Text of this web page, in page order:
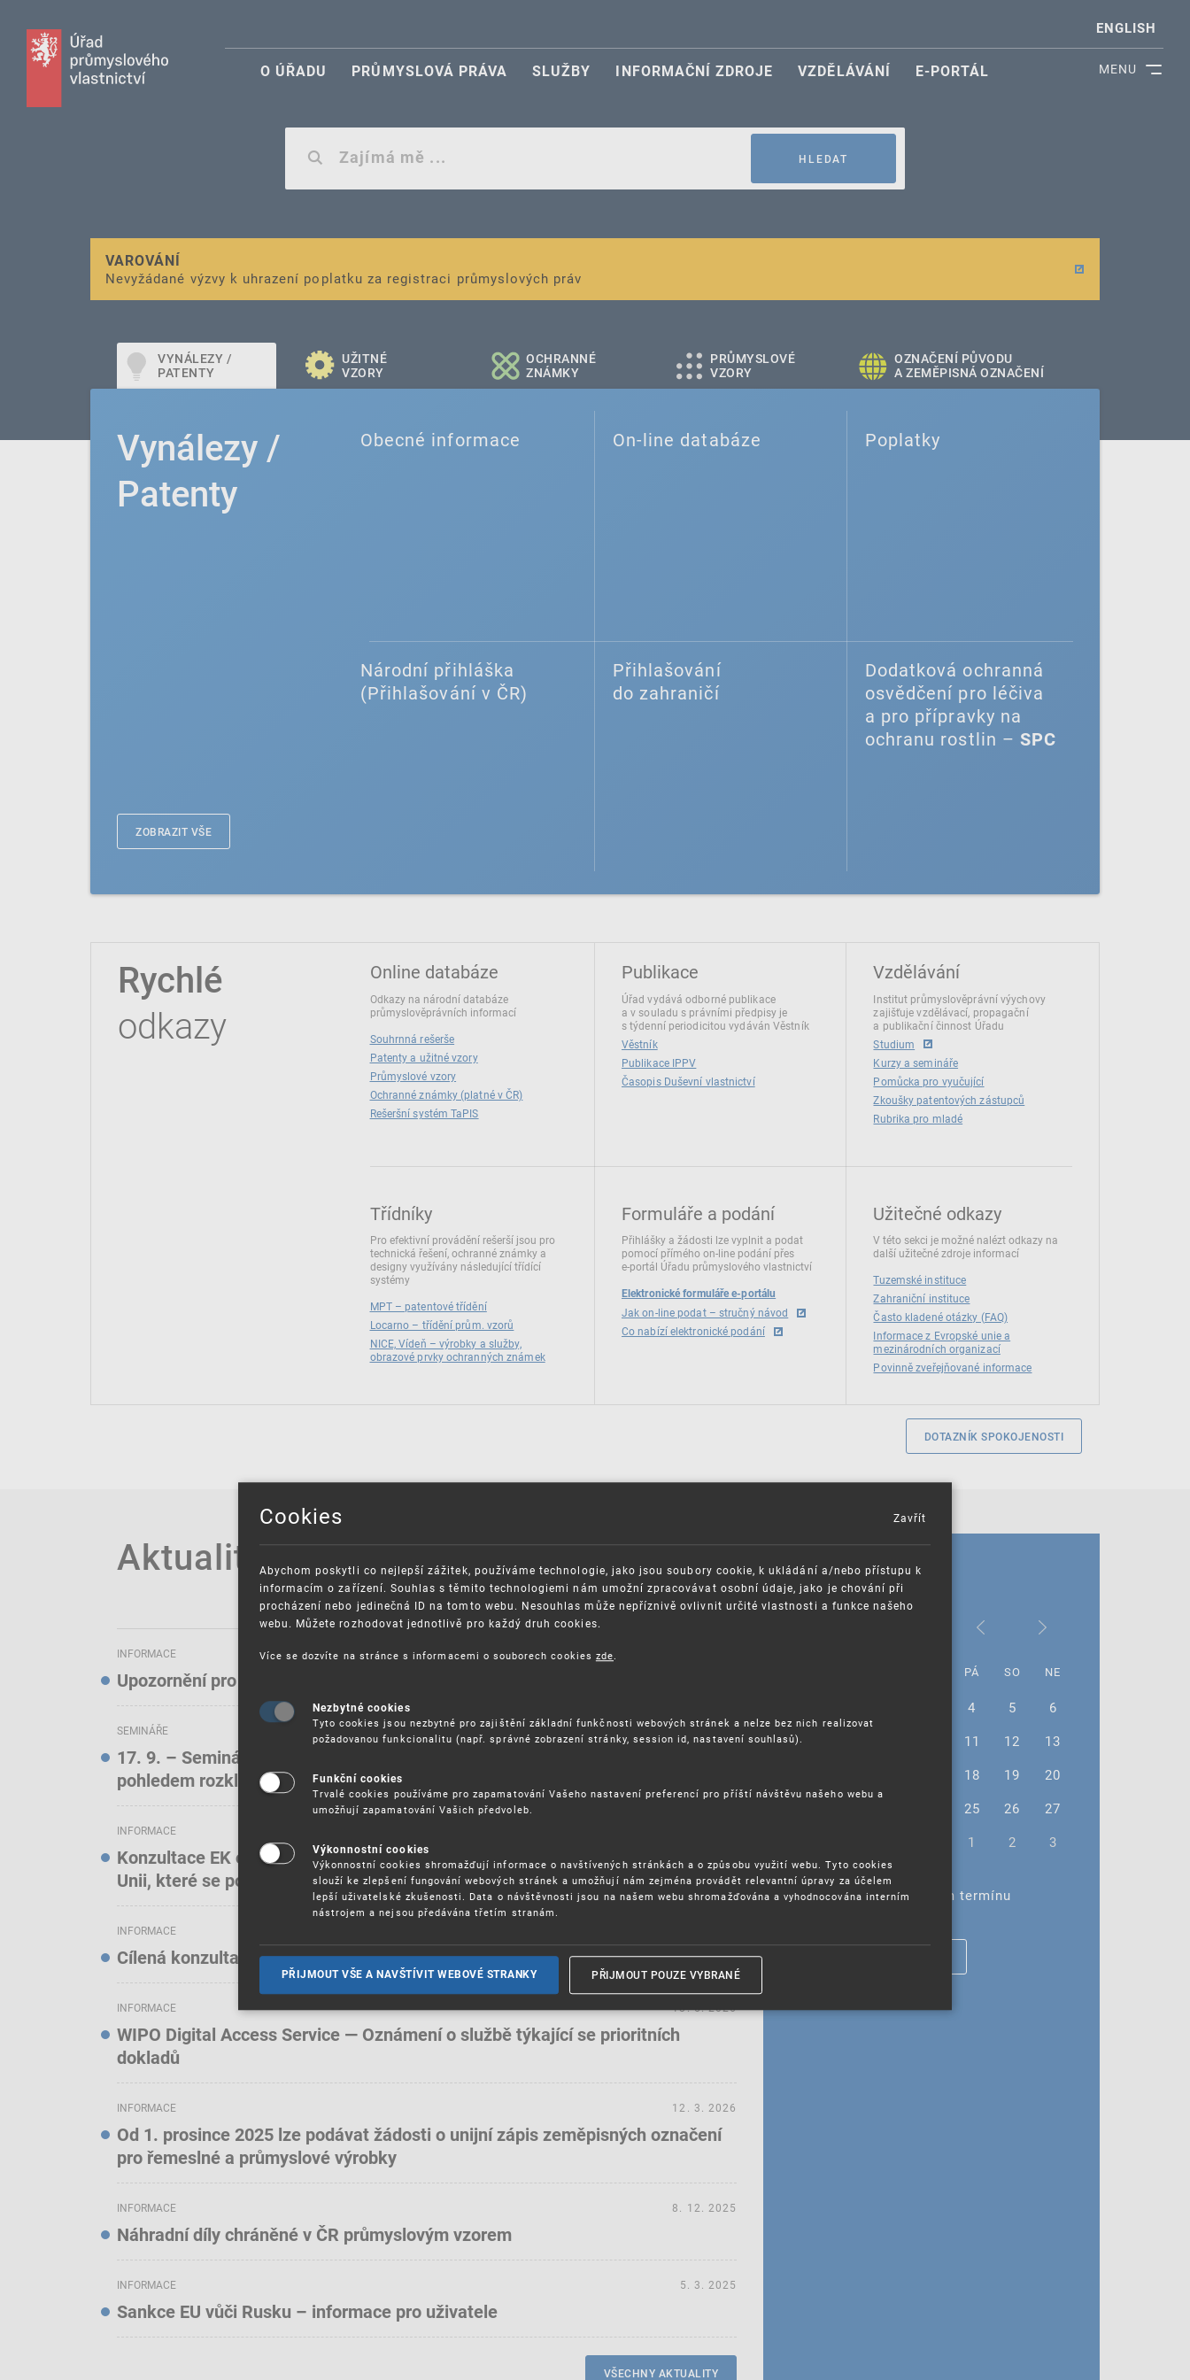
MENU
ENGLISH
O ÚŘADU PRŮMYSLOVÁ PRÁVA SLUŽBY INFORMAČNÍ ZDROJE VZDĚLÁVÁNÍ E-PORTÁL
HLEDAT
VAROVÁNÍ
Nevyžádané výzvy k uhrazení poplatku za registraci průmyslových práv
Finanční podpora
pro správu duševního vlastnictví pro malé a střední podniky
VYNÁLEZY /
PATENTY
UŽITNÉ
VZORY
OCHRANNÉ
ZNÁMKY
PRŮMYSLOVÉ
VZORY
OZNAČENÍ PŮVODU
A ZEMĚPISNÁ OZNAČENÍ
Vynálezy /
Patenty
Obecné informace On-line databáze Poplatky
Národní přihláška
(Přihlašování v ČR)
Přihlašování
do zahraničí
Dodatková ochranná
osvědčení pro léčiva
a pro přípravky na
ochranu rostlin – SPC
ZOBRAZIT VŠE
Rychlé
odkazy
Online databáze
Odkazy na národní databáze
průmyslověprávních informací
Souhrnná rešerše
Patenty a užitné vzory
Průmyslové vzory
Ochranné známky (platné v ČR)
Rešeršní systém TaPIS
Publikace
Úřad vydává odborné publikace
a v souladu s právními předpisy je
s týdenní periodicitou vydáván Věstník
Věstník
Publikace IPPV
Časopis Duševní vlastnictví
Vzdělávání
Institut průmyslověprávní výychovy
zajišťuje vzdělávací, propagační
a publikační činnost Úřadu
Studium
Kurzy a semináře
Pomůcka pro vyučující
Zkoušky patentových zástupců
Rubrika pro mladé
Třídníky
Pro efektivní provádění rešerší jsou pro
technická řešení, ochranné známky a
designy využívány následující třídící
systémy
MPT – patentové třídění
Locarno – třídění prům. vzorů
NICE, Vídeň – výrobky a služby,
obrazové prvky ochranných známek
Formuláře a podání
Přihlášky a žádosti lze vyplnit a podat
pomocí přímého on‑line podání přes
e‑portál Úřadu průmyslového vlastnictví
Elektronické formuláře e-portálu
Jak on-line podat – stručný návod
Co nabízí elektronické podání
Užitečné odkazy
V této sekci je možné nalézt odkazy na
další užitečné zdroje informací
Tuzemské instituce
Zahraniční instituce
Často kladené otázky (FAQ)
Informace z Evropské unie a
mezinárodních organizací
Povinně zveřejňované informace
DOTAZNÍK SPOKOJENOSTI
Aktuality
INFORMACE
Upozornění pro uživatele elektronických služeb - 5.8.2026
SEMINÁŘE
17. 9. – Seminář: Známkové právo trochu jinak (aneb když se značky hádají
pohledem rozkladových oddělení)
17. 9. 2026
INFORMACE
Konzultace EK o online službách a fyzických tržištích nacházejících se mimo
Unii, které se podílejí na podstatném porušování IPR
INFORMACE
Cílená konzultace EK o stavu ochrany a vymáhání IPR ve třetích zemích
INFORMACE
WIPO Digital Access Service — Oznámení o službě týkající se prioritních
dokladů
18. 5. 2026
INFORMACE
Od 1. prosince 2025 lze podávat žádosti o unijní zápis zeměpisných označení
pro řemeslné a průmyslové výrobky
12. 3. 2026
INFORMACE
Náhradní díly chráněné v ČR průmyslovým vzorem
8. 12. 2025
INFORMACE
Sankce EU vůči Rusku – informace pro uživatele
5. 3. 2025
VŠECHNY AKTUALITY
KALENDÁŘ
PÁ SO NE
4 5
6
11 12
13
18 19
20
25 26
27
1 2 3
Žádné akce ve vybraném termínu
Cookies
Abychom poskytli co nejlepší zážitek, používáme technologie, jako jsou soubory cookie, k ukládání a/nebo přístupu k
informacím o zařízení. Souhlas s těmito technologiemi nám umožní zpracovávat osobní údaje, jako je chování při
procházení nebo jedinečná ID na tomto webu. Nesouhlas může nepříznivě ovlivnit určité vlastnosti a funkce našeho
webu. Můžete rozhodovat jednotlivě pro každý druh cookies.
Více se dozvíte na stránce s informacemi o souborech cookies zde.
Nezbytné cookies
Tyto cookies jsou nezbytné pro zajištění základní funkčnosti webových stránek a nelze bez nich realizovat
požadovanou funkcionalitu (např. správné zobrazení stránky, session id, nastavení souhlasů).
Funkční cookies
Trvalé cookies používáme pro zapamatování Vašeho nastavení preferencí pro příští návštěvu našeho webu a
umožňují zapamatování Vašich předvoleb.
Výkonnostní cookies
Výkonnostní cookies shromažďují informace o navštívených stránkách a o způsobu využití webu. Tyto cookies
slouží ke zlepšení fungování webových stránek a umožňují nám zejména provádět relevantní úpravy za účelem
lepší uživatelské zkušenosti. Data o návštěvnosti jsou na našem webu shromažďována a vyhodnocována interním
nástrojem a nejsou předávána třetím stranám.
PŘIJMOUT VŠE A NAVŠTÍVIT WEBOVÉ STRANKY PŘIJMOUT POUZE VYBRANÉ
Zavřít